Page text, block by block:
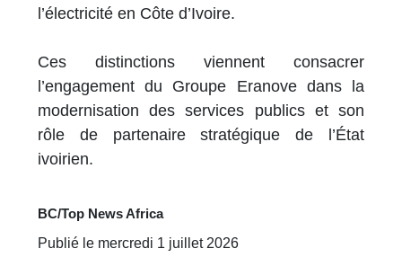
l’électricité en Côte d’Ivoire.
Ces distinctions viennent consacrer
l’engagement du Groupe Eranove dans la
modernisation des services publics et son
rôle de partenaire stratégique de l’État
ivoirien.
BC/Top News Africa
Publié le mercredi 1 juillet 2026